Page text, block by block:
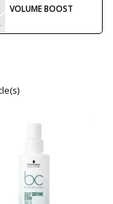
VOLUME BOOST